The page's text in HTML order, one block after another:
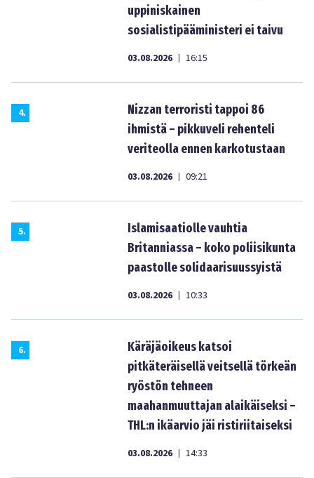
uppiniskainen
sosialistipääministeri ei taivu
03.08.2026 | 16:15
4.
Nizzan terroristi tappoi 86
ihmistä – pikkuveli rehenteli
veriteolla ennen karkotustaan
03.08.2026 | 09:21
5.
Islamisaatiolle vauhtia
Britanniassa – koko poliisikunta
paastolle solidaarisuussyistä
03.08.2026 | 10:33
6.
Käräjäoikeus katsoi
pitkäteräisellä veitsellä törkeän
ryöstön tehneen
maahanmuuttajan alaikäiseksi –
THL:n ikäarvio jäi ristiriitaiseksi
03.08.2026 | 14:33